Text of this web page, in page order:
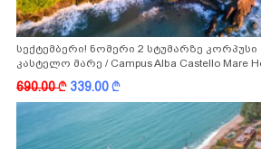
სექტემბერი! ნომერი 2 სტუმარზე
კასტელო მარე / Campus Alba Castello Mare
-სგან!
690.00k 339.00k